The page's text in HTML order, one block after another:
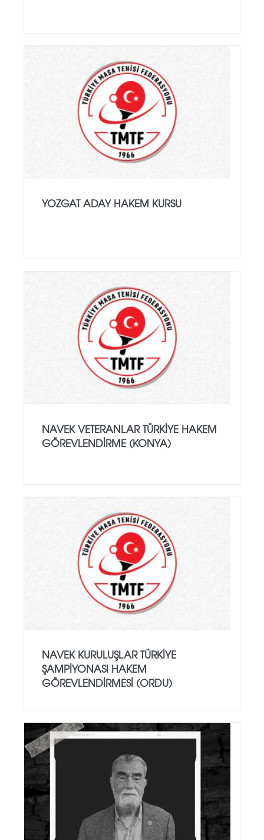
YOZGAT ADAY HAKEM KURSU
NAVEK VETERANLAR TÜRKIYE HAKEM
GÖREVLENDIRME (KONYA)
NAVEK KURULUŞLAR TÜRKIYE
ŞAMPIYONASI HAKEM
GÖREVLENDIRMESI (ORDU)